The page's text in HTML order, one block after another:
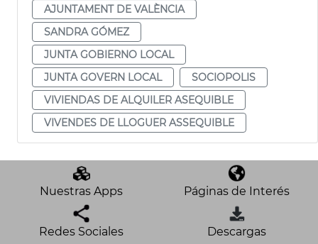
AJUNTAMENT DE VALÈNCIA
SANDRA GÓMEZ
JUNTA GOBIERNO LOCAL
JUNTA GOVERN LOCAL
SOCIOPOLIS
VIVIENDAS DE ALQUILER ASEQUIBLE
VIVENDES DE LLOGUER ASSEQUIBLE
Nuestras Apps Páginas de Interés
Redes Sociales Descargas